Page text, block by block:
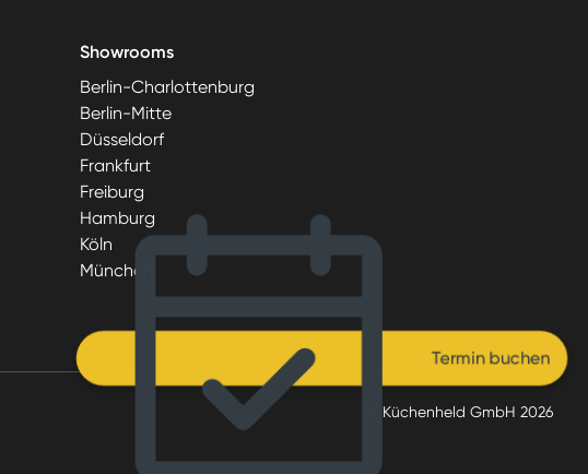
Showrooms
Berlin-Charlottenburg
Berlin-Mitte
Düsseldorf
Frankfurt
Freiburg
Hamburg
Köln
München
© Küchenheld GmbH 2026
Termin buchen